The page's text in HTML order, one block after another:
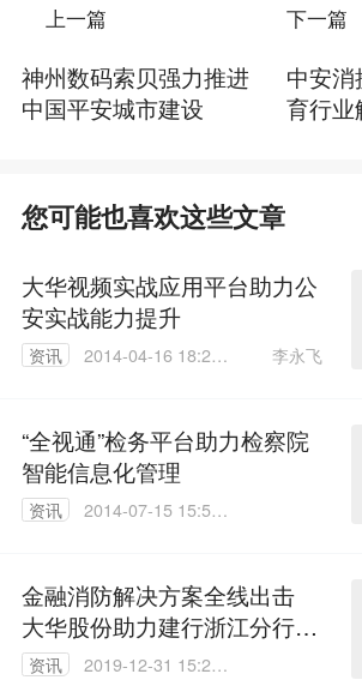
上一篇
神州数码索贝强力推进
中国平安城市建设
下一篇
中安
育行业
您可能也喜欢这些文章
大华视频实战应用平台助力公
安实战能力提升
资讯
2014-04-16 18:26:
李永飞
“全视通”检务平台助力检察院
智能信息化管理
资讯
2014-07-15 15:59:
金融消防解决方案全线出击
大华股份助力建行浙江分行消
防实战演练
资讯
2019-12-31 15:29: